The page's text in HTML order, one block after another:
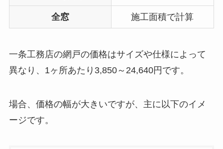
全窓 施工面積で計算
一条工務店の網戸の価格はサイズや仕様によって
異なり、1ヶ所あたり3,850～24,640円です。
場合、価格の幅が大きいですが、主に以下のイメ
ージです。